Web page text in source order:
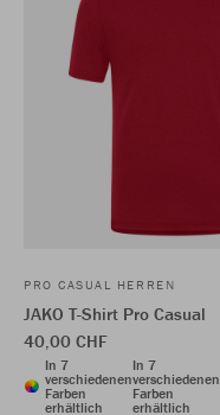
PRO CASUAL HERREN
JAKO T-Shirt Pro Casual
40,00 CHF
In 7
verschiedenen
Farben
erhältlich
In 7
verschiedenen
Farben
erhältlich